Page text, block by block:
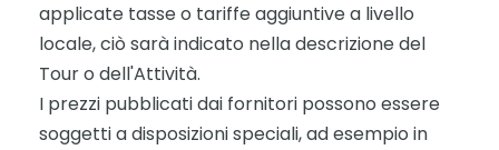
applicate tasse o tariffe aggiuntive a livello
locale, ciò sarà indicato nella descrizione del
Tour o dell'Attività.
I prezzi pubblicati dai fornitori possono essere
soggetti a disposizioni speciali, ad esempio in